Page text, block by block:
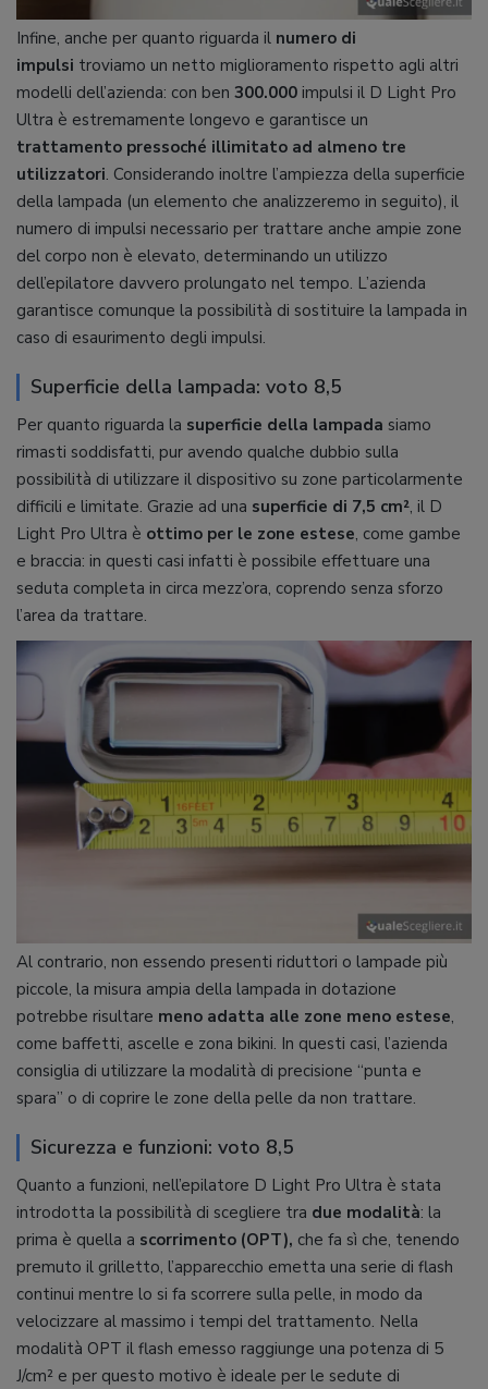
Infine, anche per quanto riguarda il numero di
impulsi troviamo un netto miglioramento rispetto agli altri
modelli dell’azienda: con ben 300.000 impulsi il D Light Pro
Ultra è estremamente longevo e garantisce un
trattamento pressoché illimitato ad almeno tre
utilizzatori. Considerando inoltre l’ampiezza della superficie
della lampada (un elemento che analizzeremo in seguito), il
numero di impulsi necessario per trattare anche ampie zone
del corpo non è elevato, determinando un utilizzo
dell’epilatore davvero prolungato nel tempo. L’azienda
garantisce comunque la possibilità di sostituire la lampada in
caso di esaurimento degli impulsi.
Superficie della lampada: voto 8,5
Per quanto riguarda la superficie della lampada siamo
rimasti soddisfatti, pur avendo qualche dubbio sulla
possibilità di utilizzare il dispositivo su zone particolarmente
difficili e limitate. Grazie ad una superficie di 7,5 cm², il D
Light Pro Ultra è ottimo per le zone estese, come gambe
e braccia: in questi casi infatti è possibile effettuare una
seduta completa in circa mezz’ora, coprendo senza sforzo
l’area da trattare.
Al contrario, non essendo presenti riduttori o lampade più
piccole, la misura ampia della lampada in dotazione
potrebbe risultare meno adatta alle zone meno estese,
come baffetti, ascelle e zona bikini. In questi casi, l’azienda
consiglia di utilizzare la modalità di precisione “punta e
spara” o di coprire le zone della pelle da non trattare.
Sicurezza e funzioni: voto 8,5
Quanto a funzioni, nell’epilatore D Light Pro Ultra è stata
introdotta la possibilità di scegliere tra due modalità: la
prima è quella a scorrimento (OPT), che fa sì che, tenendo
premuto il grilletto, l’apparecchio emetta una serie di flash
continui mentre lo si fa scorrere sulla pelle, in modo da
velocizzare al massimo i tempi del trattamento. Nella
modalità OPT il flash emesso raggiunge una potenza di 5
J/cm² e per questo motivo è ideale per le sedute di